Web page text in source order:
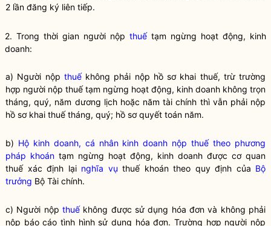
2 lần đăng ký liên tiếp.
2. Trong thời gian người nộp thuếtạm ngừng hoạt động, kinh
doanh:
a) Người nộp thuếkhông phải nộp hồ sơ khai thuế, trừ trường
hợp người nộp thuếtạm ngừng hoạt động, kinh doanh không trọn
tháng, quý, năm dương lịch hoặc năm tài chính thì vẫn phải nộp
hồ sơ khai thuếtháng, quý; hồ sơ quyết toán năm.
b) Hộ kinh doanh, cá nhân kinh doanh nộp thuế theo phương
pháp khoán tạm ngừng hoạt động, kinh doanh được cơ quan
thuế xác định lại nghĩa vụ thuế khoán theo quy định của Bộ
trưởng Bộ Tài chính.
c) Người nộp thuếkhông được sử dụng hóa đơn và không phải
nộp báo cáo tình hình sử dụng hóa đơn. Trường hợp người nộp